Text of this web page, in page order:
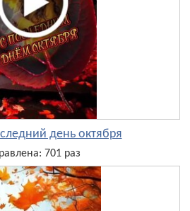
день октября
701 раз